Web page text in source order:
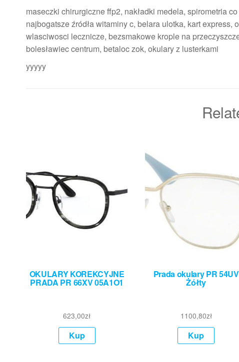
maseczki chirurgiczne ffp2, nakładki medela, spirometria
najbogatsze źródła witaminy c, belara ulotka, kart
wlasciwosci lecznicze, bezsmakowe krople na
bolesławiec centrum, betaloc zok, okulary z lusterkami
yyyyy
OKULARY KOREKCYJNE
PRADA PR 66XV 05A1O1
623,00zł
Kup
Prada okulary PR 54UV
Żółty
1100,80zł
Kup